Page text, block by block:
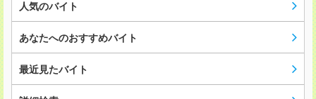
人気のバイト
あなたへのおすすめバイト
最近見たバイト